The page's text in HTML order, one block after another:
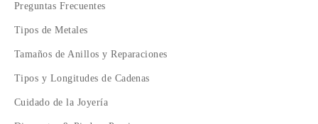
Preguntas Frecuentes
Tipos de Metales
Tamaños de Anillos y Reparaciones
Tipos y Longitudes de Cadenas
Cuidado de la Joyería